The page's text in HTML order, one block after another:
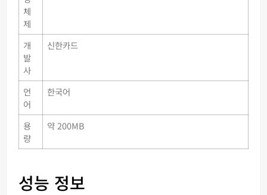
체
제
개
발
사
신한카드
언
어
한국어
용
량
약 200MB
성능 정보